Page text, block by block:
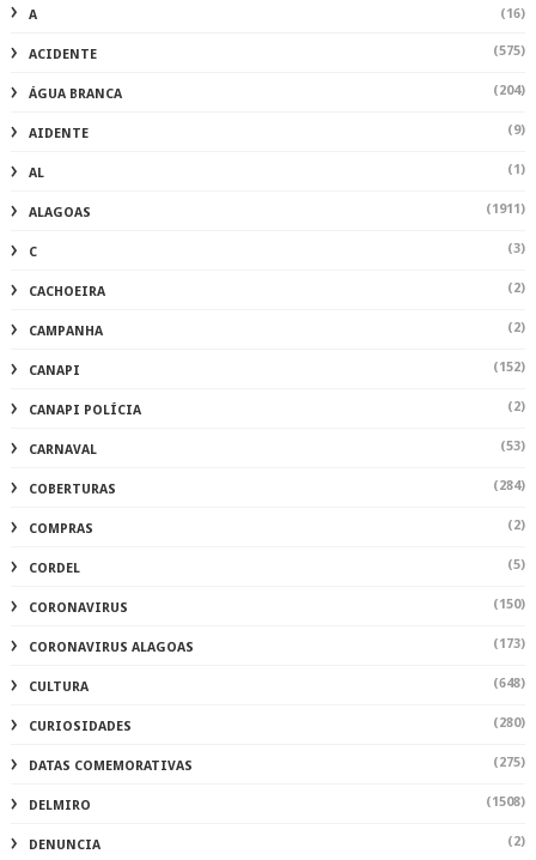
A (16)
ACIDENTE (575)
ÁGUA BRANCA (204)
AIDENTE (9)
AL (1)
ALAGOAS (1911)
C (3)
CACHOEIRA (2)
CAMPANHA (2)
CANAPI (152)
CANAPI POLÍCIA (2)
CARNAVAL (53)
COBERTURAS (284)
COMPRAS (2)
CORDEL (5)
CORONAVIRUS (150)
CORONAVIRUS ALAGOAS (173)
CULTURA (648)
CURIOSIDADES (280)
DATAS COMEMORATIVAS (275)
DELMIRO (1508)
DENUNCIA (2)